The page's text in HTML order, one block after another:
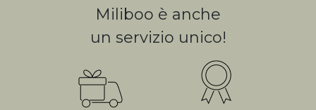
Miliboo è anche
un servizio unico!